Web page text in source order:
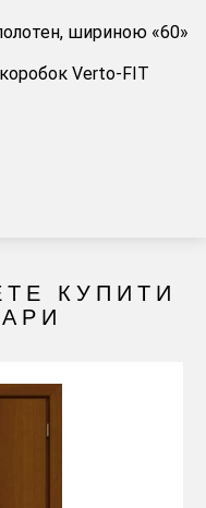
шириною «60»
коробок Verto-FIT
КУПИТИ